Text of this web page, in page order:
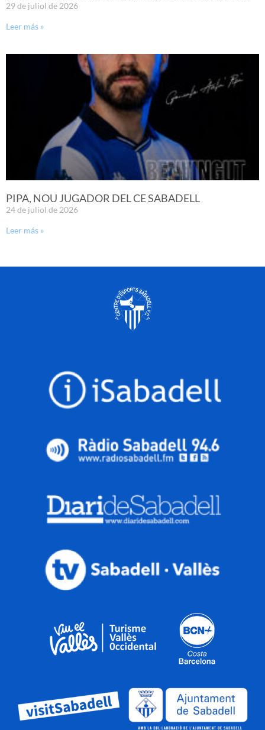
29 de juliol de 2026
Leer más »
PIPA, NOU JUGADOR DEL CE SABADELL
24 de juliol de 2026
Leer más »